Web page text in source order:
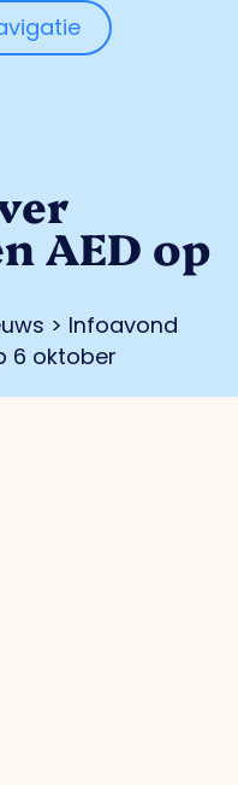
AED op
> Infoavond
6 oktober